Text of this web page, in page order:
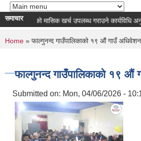
समाचार मासिक खर्च उपलब्ध गराउने कार्यविधि अनुरुप
You are here
Home » फाल्गुनन्द गाउँपालिकाको १९ औं गाउँ अधिवेशन
फाल्गुनन्द गाउँपालिकाको १९ औं
Submitted on: Mon, 04/06/2026 -